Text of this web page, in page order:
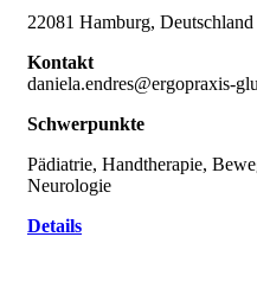
22081 Hamburg, Deutschland
Kontakt
daniela.endres@ergopraxis-
Schwerpunkte
Pädiatrie, Handtherapie,
Neurologie
Details